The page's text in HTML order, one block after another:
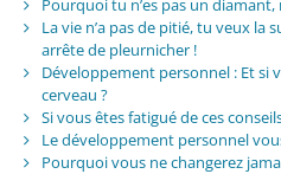
Pourquoi tu n’es pas un
La vie n’a pas de pitié, tu veux la
arrête de pleurnicher !
Développement personnel : Et si
cerveau ?
Si vous êtes fatigué de ces
Le développement personnel
Pourquoi vous ne changerez